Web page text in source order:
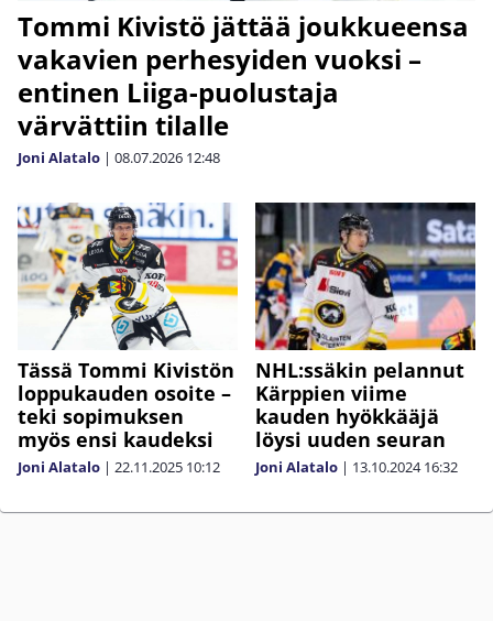
Tommi Kivistö jättää joukkueensa
vakavien perhesyiden vuoksi –
entinen Liiga-puolustaja
värvättiin tilalle
Joni Alatalo | 08.07.2026 12:48
Tässä Tommi Kivistön
loppukauden osoite –
teki sopimuksen
myös ensi kaudeksi
Joni Alatalo | 22.11.2025 10:12
NHL:ssäkin pelannut
Kärppien viime
kauden hyökkääjä
löysi uuden seuran
Joni Alatalo | 13.10.2024 16:32